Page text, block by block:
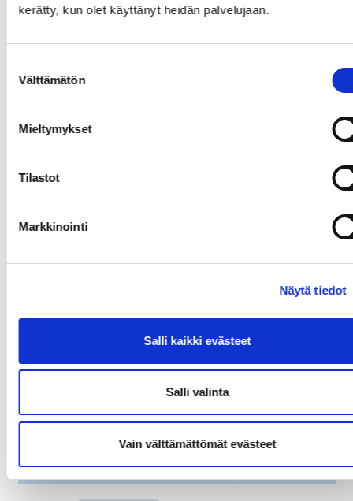
kerätty, kun olet käyttänyt heidän palvelujaan.
valinta
Välttämätön
Mieltymykset
Tilastot
Markkinointi
Näytä tiedot
Salli kaikki evästeet
Salli valinta
Vain välttämättömät evästeet
Verokilpailu muuttaa